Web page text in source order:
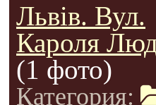
Львів. Вул.
Кароля
(1 фото)
Категория: